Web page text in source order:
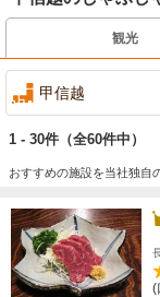
観光
甲信越
1 - 30件 （全60件中）
おすすめの施設を当社独自
(